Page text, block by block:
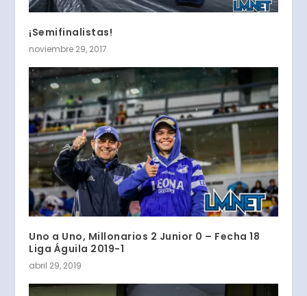
¡Semifinalistas!
noviembre 29, 2017
Uno a Uno, Millonarios 2 Junior 0 – Fecha 18
Liga Águila 2019-1
abril 29, 2019